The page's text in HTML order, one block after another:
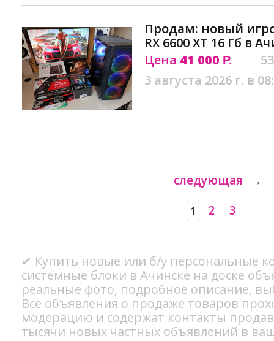
Продам: новый
RX 6600 XT 16 Гб в
Цена 41 000 Р.
3 августа 2026 г. в
следующая →
1 2 3
✔ Купить новые или б/у персональные
системные блоки в Ачинске на доске
реальные фото, подробное описание,
Все объявления о продаже товаров
модерацию и содержат контакты
тысячи новых частных объявлений в